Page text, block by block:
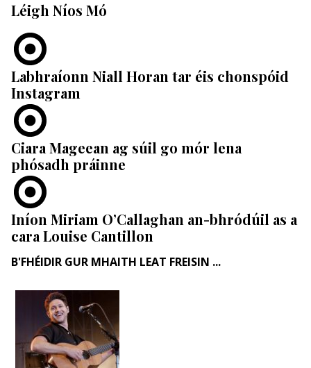
Léigh Níos Mó
Labhraíonn Niall Horan tar éis chonspóid
Instagram
Ciara Mageean ag súil go mór lena
phósadh práinne
Iníon Miriam O’Callaghan an-bhródúil as a
cara Louise Cantillon
B'FHÉIDIR GUR MHAITH LEAT FREISIN ...